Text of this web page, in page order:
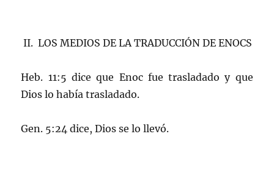
II. LOS MEDIOS DE LA TRADUCCIÓN DE ENOCS
Heb. 11:5 dice que Enoc fue trasladado y que
Dios lo había trasladado.
Gen. 5:24 dice, Dios se lo llevó.